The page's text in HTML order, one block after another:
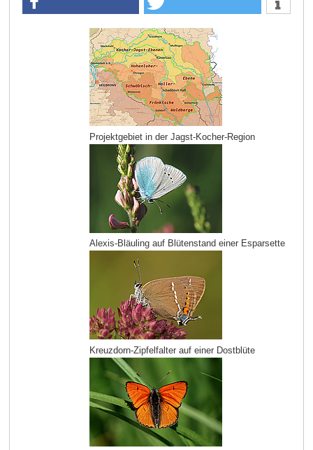
Projektgebiet in der Jagst-Kocher-Region
Alexis-Bläuling auf Blütenstand einer Esparsette
Kreuzdorn-Zipfelfalter auf einer Dostblüte